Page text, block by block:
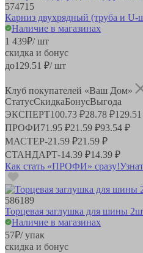
574715
Карниз двухрядный (труба и
Наличие в магазинах
1 439₽/ шт
скидка и бонус
до129.51 ₽/ шт
Клуб покупателей «Ваш Дом»
СтатусСкидкаБонусВыгода
ЭКСПЕРТ100.73 ₽28.78 ₽
ПРОФИ71.95 ₽21.59 ₽93.54 ₽
МАСТЕР-21.59 ₽21.59 ₽
СТАНДАРТ-14.39 ₽14.39 ₽
Как стать «ПРОФИ» сразу!
586189
Торцевая заглушка для шины
Наличие в магазинах
57₽/ упак
скидка и бонус